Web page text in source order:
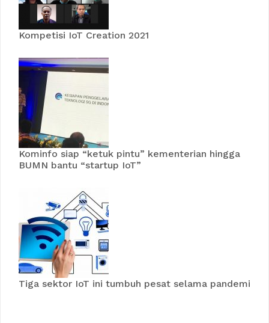
Kompetisi IoT Creation 2021
Kominfo siap “ketuk pintu” kementerian hingga
BUMN bantu “startup IoT”
Tiga sektor IoT ini tumbuh pesat selama pandemi